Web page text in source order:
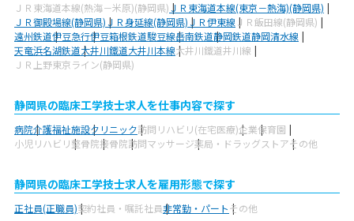
ＪＲ東海道本線(熱海－米原)(静岡県)ＪＲ東海道本線(東京－熱海)(静岡県)
ＪＲ御殿場線(静岡県)ＪＲ身延線(静岡県)ＪＲ伊東線 ＪＲ飯田線(静岡県)
遠州鉄道伊豆急行伊豆箱根鉄道駿豆線岳南鉄道静岡鉄道静岡清水線
天竜浜名湖鉄道大井川鐵道大井川本線大井川鐵道井川線
ＪＲ上野東京ライン(静岡県)
静岡県の臨床工学技士求人を仕事内容で探す
病院介護福祉施設クリニック訪問リハビリ(在宅医療)企業保育園
小児リハビリ整骨院接骨院訪問マッサージ薬局・ドラッグストアその他
静岡県の臨床工学技士求人を雇用形態で探す
正社員(正職員)契約社員・嘱託社員非常勤・パートその他